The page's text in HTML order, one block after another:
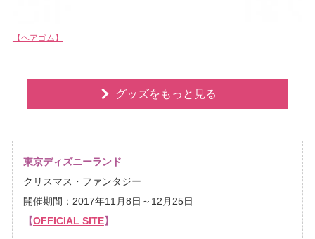
【ヘアゴム】
グッズをもっと見る
東京ディズニーランド
クリスマス・ファンタジー
開催期間：2017年11月8日～12月25日
【OFFICIAL SITE】